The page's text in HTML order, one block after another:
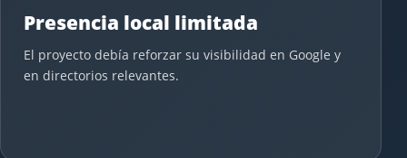
Presencia local limitada
El proyecto debía reforzar su visibilidad en Google y
en directorios relevantes.